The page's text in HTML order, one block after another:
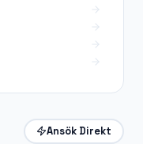
Ansök Direkt